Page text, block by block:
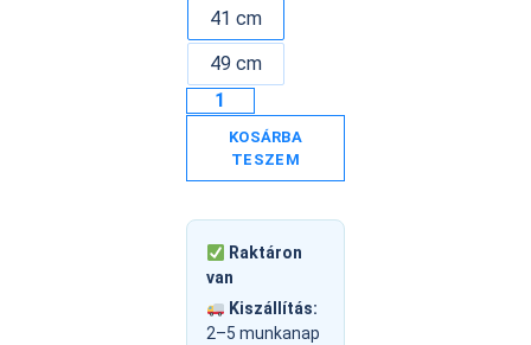
41 cm
49 cm
KOSÁRBA
TESZEM
Raktáron
van
Kiszállítás:
2–5 munkanap